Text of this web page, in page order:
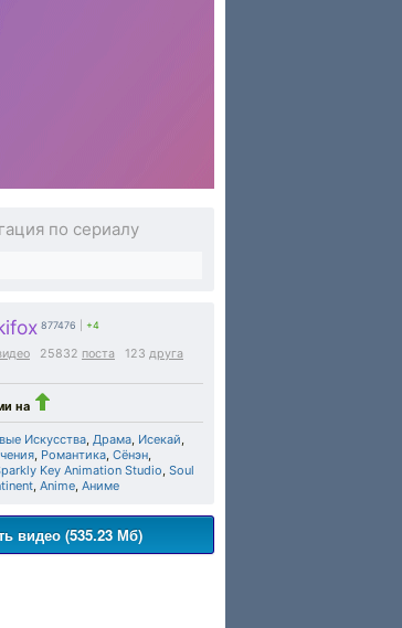
по сериалу
877476 +4
25832 поста 123 друга
на
Искусства, Драма, Исекай,
, Романтика, Сёнэн,
Key Animation Studio, Soul
, Anime, Аниме
видео (535.23 Мб)